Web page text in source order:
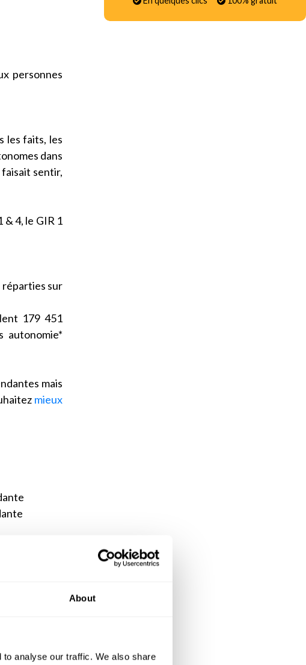
About
analyse our traffic. We also share
personnes
les faits, les
dans
faisait sentir,
4, le GIR 1
réparties sur
179 451
autonomie*
mais
mieux
25 places
Le
EHPAD
avec une